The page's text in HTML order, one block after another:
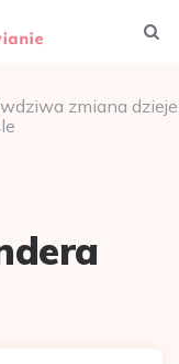
zmiana dzieje